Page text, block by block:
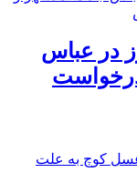
در عباس